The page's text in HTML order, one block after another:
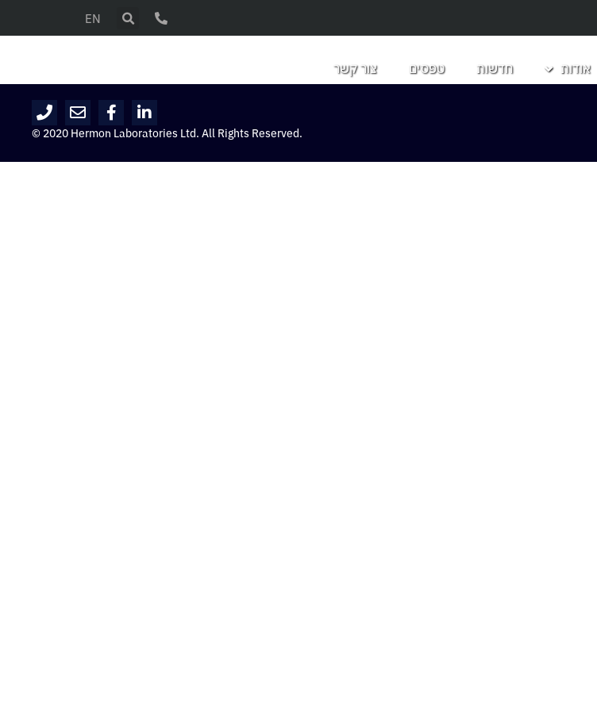
EN
אודות חדשות טפסים צור קשר
© 2020 Hermon Laboratories Ltd. All Rights Reserved.